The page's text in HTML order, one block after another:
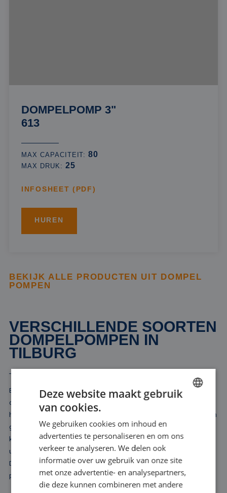
DOMPELPOMP 3"
613
MAX CAPACITEIT:80
MAX DRUK: 25
INFOSHEET (PDF)
HUREN
BEKIJK ALLE PRODUCTEN UIT DOMPEL
POMPEN
VERSCHILLENDE SOORTEN
DOMPELPOMPEN IN
TILBURG
Bij Rental Pumps bieden we u een breed scala aan dompelpompen
die geschikt zijn voor diverse toepassingen in Tilburg. In onze
huurvloot vindt u uitsluitend elektrische dompelpompen, variërend in
grootte en capaciteit. Onze selectie omvat modellen die vanaf 10
kubieke meter water per uur kunnen verplaatsen tot krachtige
uitvoeringen die tot wel 10.000 kubieke meter per uur aan kunnen.
Dit ruime aanbod zorgt ervoor dat we voor elke situatie een
passende oplossing kunnen bieden.
ENGLISH
Deze website maakt gebruik
van cookies.
We gebruiken cookies om inhoud en
advertenties te personaliseren en om ons
verkeer te analyseren. We delen ook
informatie over uw gebruik van onze site
met onze advertentie- en analysepartners,
die deze kunnen combineren met andere